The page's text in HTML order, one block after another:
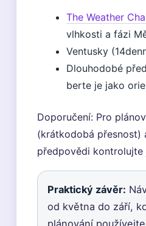
The Weather
vlhkosti a fázi
Ventusky
Dlouhodobé
berte je jako
Doporučení: Pro
(krátkodobá přesnost)
předpovědi kontrolujte
Praktický závěr:
od května do září,
plánování